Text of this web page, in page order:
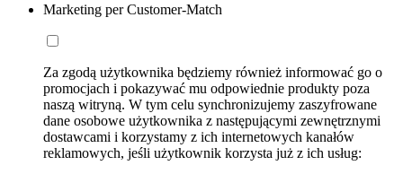
Marketing per Customer-Match
Za zgodą użytkownika będziemy również informować go o
promocjach i pokazywać mu odpowiednie produkty poza
naszą witryną. W tym celu synchronizujemy zaszyfrowane
dane osobowe użytkownika z następującymi zewnętrznymi
dostawcami i korzystamy z ich internetowych kanałów
reklamowych, jeśli użytkownik korzysta już z ich usług: